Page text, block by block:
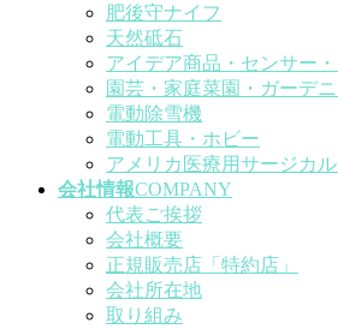
肥後守ナイフ
天然砥石
アイデア商品・センサー
園芸・家庭菜園・ガーデ
電動除雪機
電動工具・ホビー
アメリカ医療用サージカ
会社情報COMPANY
代表ご挨拶
会社概要
正規販売店「特約店」
会社所在地
取り組み